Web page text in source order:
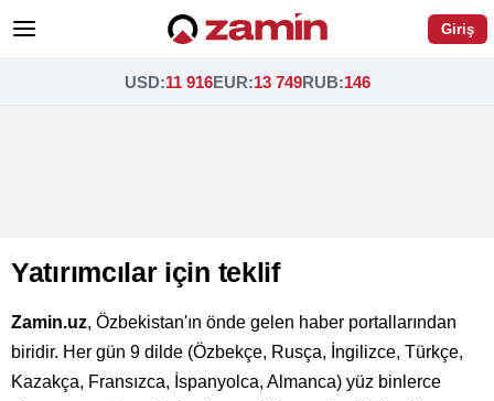
Giriş
USD:11 916EUR:13 749RUB:146
Yatırımcılar için teklif
Zamin.uz, Özbekistan'ın önde gelen haber portallarından
biridir. Her gün 9 dilde (Özbekçe, Rusça, İngilizce, Türkçe,
Kazakça, Fransızca, İspanyolca, Almanca) yüz binlerce